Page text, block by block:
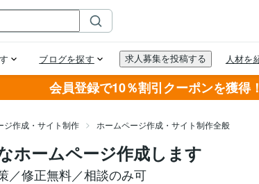
会員登録で10％割引クーポンを獲得！
ジ作成・サイト制作 ホームページ作成・サイト制作全般
ホームページ作成します
／修正無料／相談のみ可